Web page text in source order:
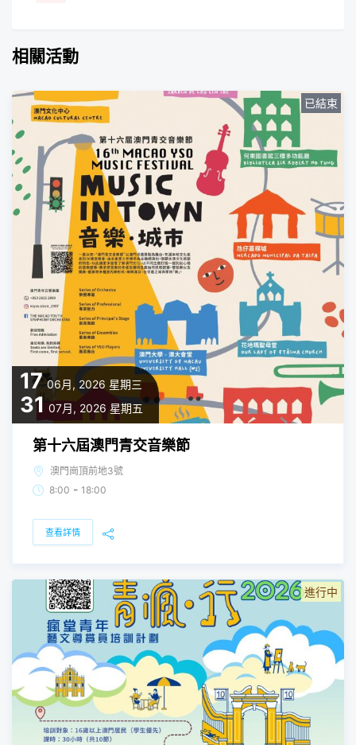
相關活動
17 06月, 2026 星期三
31 07月, 2026 星期五
已結束
第十六屆澳門青交音樂節
澳門崗頂前地3號
8:00 - 18:00
查看詳情
進行中